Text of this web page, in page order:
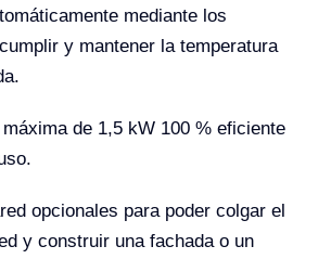
mediante los
y mantener la temperatura
de 1,5 kW 100 % eficiente
opcionales para poder colgar el
y construir una fachada o un